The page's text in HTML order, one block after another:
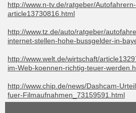
http://www.n-tv.de/ratgeber/
article13730816.html
http://www.tz.de/auto/ratgeber/
internet-stellen-hohe-bussgelder-in-
http://www.welt.de/wirtschaft/
im-Web-koennen-richtig-teuer-
http://www.chip.de/news/Dashcam-
fuer-Filmaufnahmen_73159591.html